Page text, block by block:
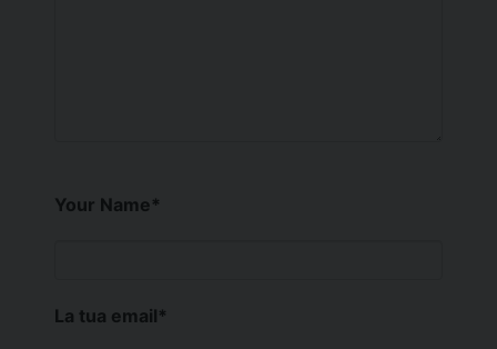
Your Name*
La tua email*